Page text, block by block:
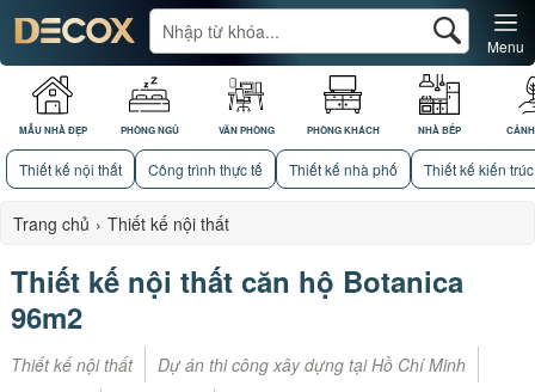
MẪU NHÀ ĐẸP PHÒNG NGỦ VĂN PHÒNG PHÒNG KHÁCH NHÀ BẾP
Menu
Thiết kế nội thất Công trình thực tế Thiết kế nhà phố Thiết kế kiến trúc
Trang chủ › Thiết kế nội thất
Thiết kế nội thất căn hộ Botanica
96m2
Thiết kế nội thất
Dự án thi công xây dựng tại Hồ Chí Minh